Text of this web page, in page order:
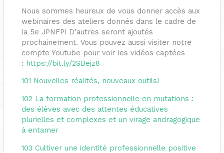
Nous sommes heureux de vous donner accès aux
webinaires des ateliers donnés dans le cadre de
la 5e JPNFP! D’autres seront ajoutés
prochainement. Vous pouvez aussi visiter notre
compte Youtube pour voir les vidéos captées
: https://bit.ly/2SBejz8
101 Nouvelles réalités, nouveaux outils!
102 La formation professionnelle en mutations :
des élèves avec des attentes éducatives
plurielles et complexes et un virage andragogique
à entamer
103 Cultiver une identité professionnelle positive